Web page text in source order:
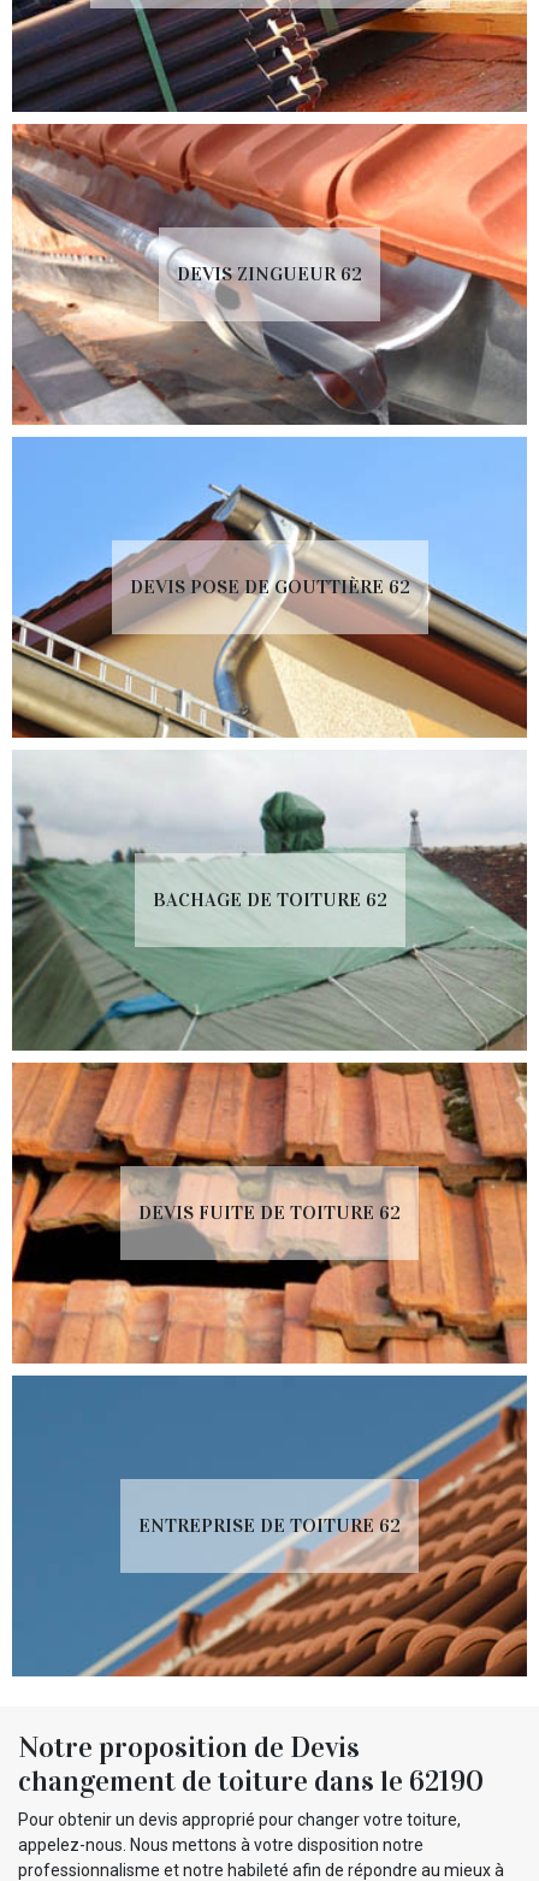
DEVIS ZINGUEUR 62
DEVIS POSE DE GOUTTIÈRE 62
BACHAGE DE TOITURE 62
DEVIS FUITE DE TOITURE 62
ENTREPRISE DE TOITURE 62
Notre proposition de Devis
changement de toiture dans le 62190
Pour obtenir un devis approprié pour changer votre toiture,
appelez-nous. Nous mettons à votre disposition notre
professionnalisme et notre habileté afin de répondre au mieux à